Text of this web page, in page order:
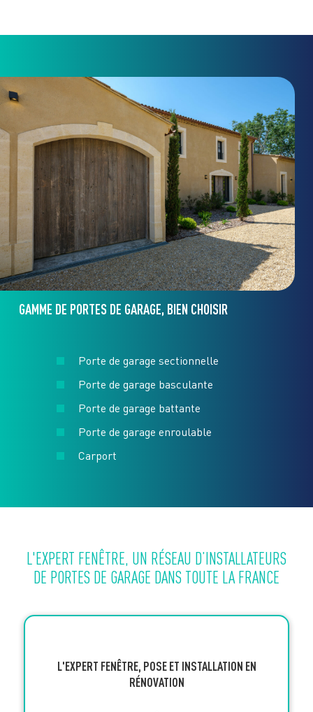
GAMME DE PORTES DE GARAGE, BIEN CHOISIR
Porte de garage sectionnelle
Porte de garage basculante
Porte de garage battante
Porte de garage enroulable
Carport
L'EXPERT FENÊTRE, UN RÉSEAU D’INSTALLATEURS
DE PORTES DE GARAGE DANS TOUTE LA FRANCE
L'EXPERT FENÊTRE, POSE ET INSTALLATION EN
RÉNOVATION